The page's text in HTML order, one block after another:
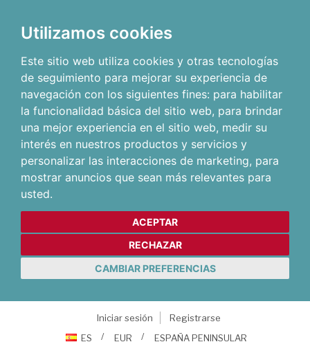
Utilizamos cookies
Este sitio web utiliza cookies y otras tecnologías
de seguimiento para mejorar su experiencia de
navegación con los siguientes fines: para habilitar
la funcionalidad básica del sitio web, para brindar
una mejor experiencia en el sitio web, medir su
interés en nuestros productos y servicios y
personalizar las interacciones de marketing, para
mostrar anuncios que sean más relevantes para
usted.
ACEPTAR
RECHAZAR
CAMBIAR PREFERENCIAS
Iniciar sesión
Registrarse
ES
EUR ESPAÑA PENINSULAR